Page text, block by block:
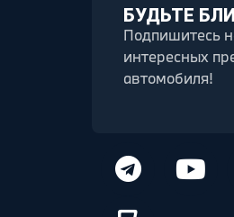
БУДЬТЕ
Подпишитесь
интересных
автомобиля!